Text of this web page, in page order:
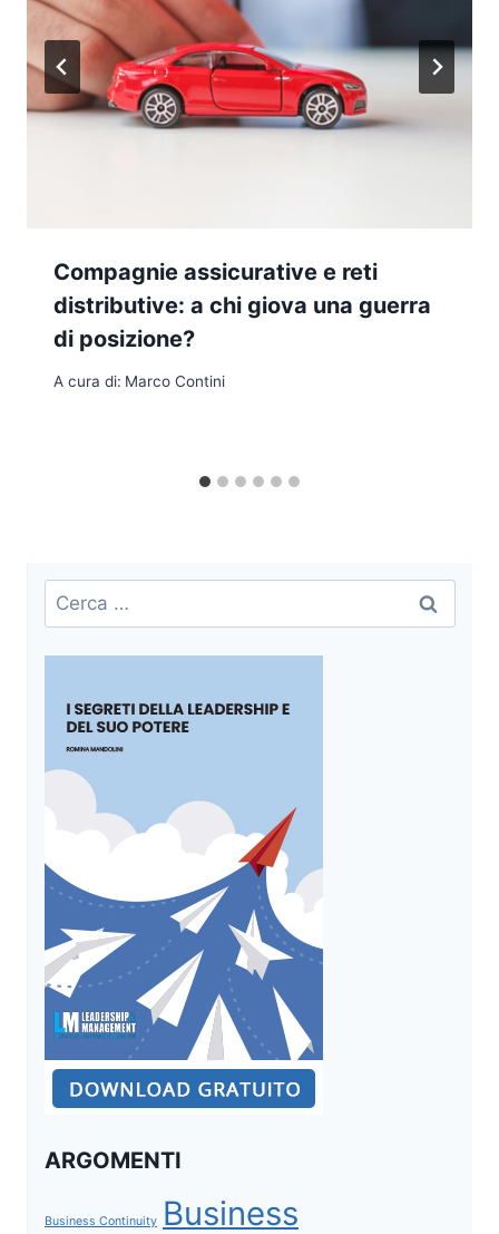
Compagnie assicurative e reti
distributive: a chi giova una guerra
di posizione?
A cura di: Marco Contini
Ricerca
per:
ARGOMENTI
Business Continuity Business